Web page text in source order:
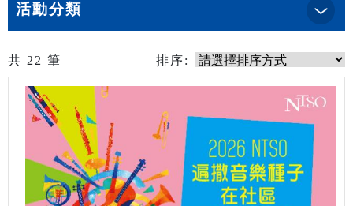
活動分類
共 22 筆 排序: